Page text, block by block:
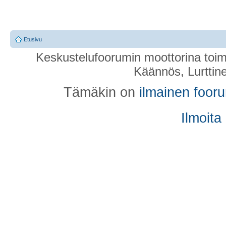
Etusivu
Keskustelufoorumin moottorina
Käännös,
Tämäkin on ilmainen